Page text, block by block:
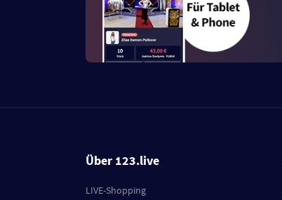
Über 123.live
LIVE-Shopping